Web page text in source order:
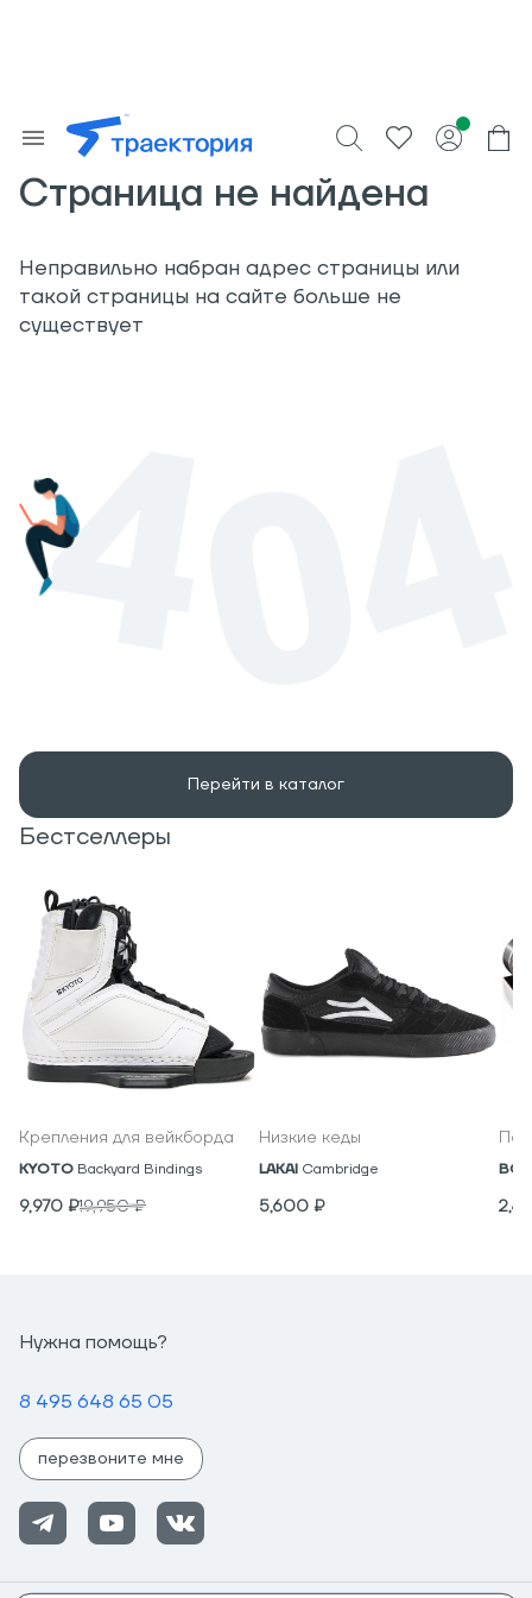
Страница не найдена
Неправильно набран адрес страницы или
такой страницы на сайте больше не
существует
Перейти в каталог
Бестселлеры
Крепления для вейкборда
KYOTO Backyard Bindings
9,970 ₽19,950₽
Низкие кеды
LAKAI Cambridge
5,600 ₽
Нужна помощь?
8 495 648 65 05
перезвоните мне